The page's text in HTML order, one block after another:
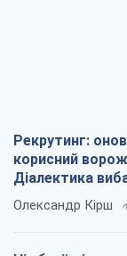
Рекрутинг:
корисний
Діалектика
Олександр Кірш